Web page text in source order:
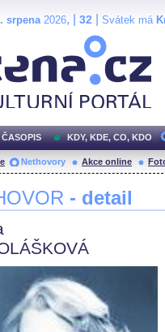
srpena2026, | 32 Svátek má
ČASOPIS KDY, KDE, CO, KDO
Nethovory Akce online
- detail